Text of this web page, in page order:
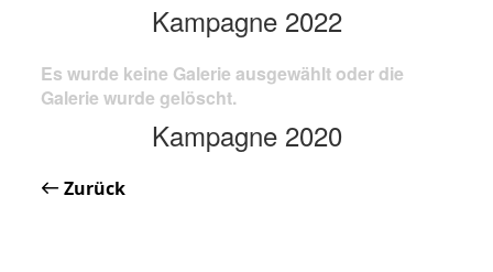
Kampagne 2022
Es wurde keine Galerie ausgewählt oder die
Galerie wurde gelöscht.
Kampagne 2020
Zurück